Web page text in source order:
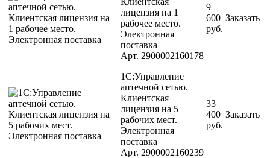
лицензия на 1
рабочее место.
Электронная
поставка
Арт. 2900002160178
9
600
руб.
Заказать
1С:Управление
аптечной сетью.
Клиентская
лицензия на 5
рабочих мест.
Электронная
поставка
Арт. 2900002160239
33
400
руб.
Заказать